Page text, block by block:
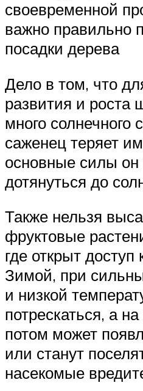
своевременной
важно правильно
посадки дерева
Дело в том, что
развития и роста
много солнечного
саженец теряет
основные силы он
дотянуться до
Также нельзя
фруктовые
где открыт доступ
Зимой, при
и низкой
потрескаться, а
потом может
или станут
насекомые